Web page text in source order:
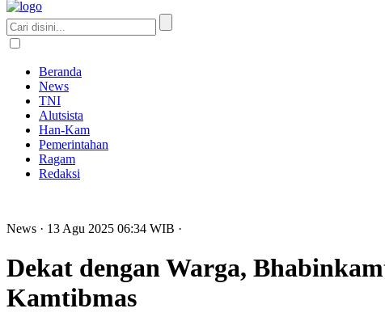
Beranda
News
TNI
Alutsista
Han-Kam
Pemerintahan
Ragam
Redaksi
News · 13 Agu 2025 06:34 WIB ·
Dekat dengan Warga,
Kamtibmas